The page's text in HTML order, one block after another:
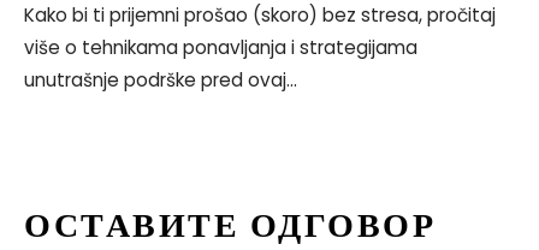
Kako bi ti prijemni prošao (skoro) bez stresa, pročitaj
više o tehnikama ponavljanja i strategijama
unutrašnje podrške pred ovaj...
ОСТАВИТЕ ОДГОВОР